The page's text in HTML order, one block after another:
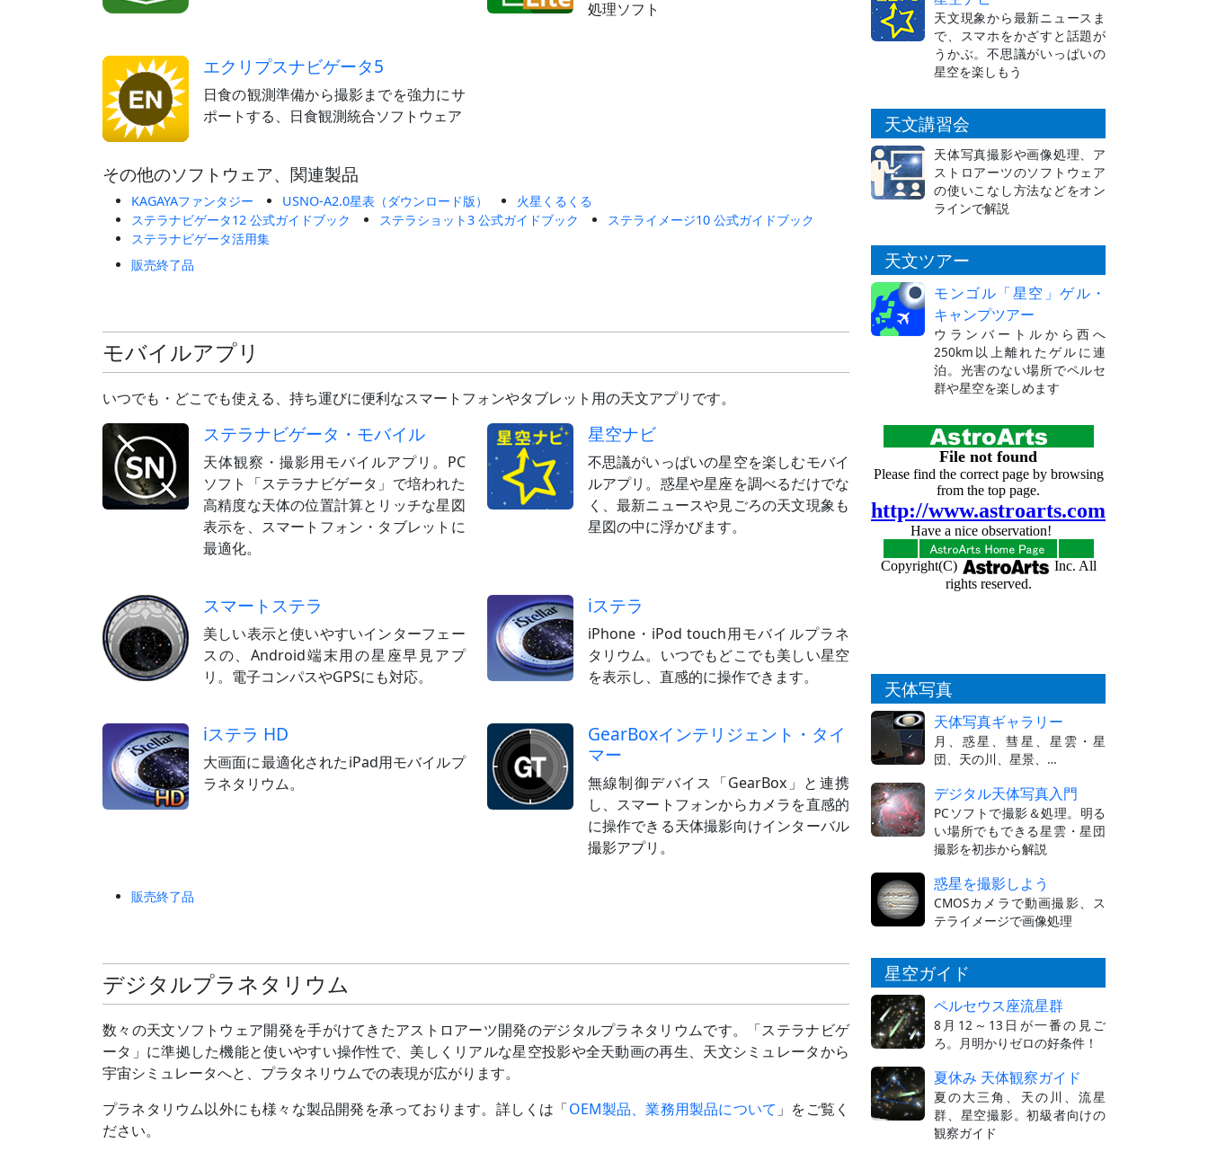
処理ソフト
エクリプスナビゲータ5
日食の観測準備から撮影までを強力にサ
ポートする、日食観測統合ソフトウェア
その他のソフトウェア、関連製品
KAGAYAファンタジー USNO-A2.0星表（ダウンロード版）
火星くるくる
ステラナビゲータ12 公式ガイドブック
ステラショット3 公式ガイドブック
ステライメージ10 公式ガイドブック
ステラナビゲータ活用集
販売終了品
モバイルアプリ
いつでも・どこでも使える、持ち運びに便利なスマートフォンやタブレット用の天文アプリです。
ステラナビゲータ・モバイル
天体観察・撮影用モバイルアプリ。PC
ソフト「ステラナビゲータ」で培われた
高精度な天体の位置計算とリッチな星図
表示を、スマートフォン・タブレットに
最適化。
星空ナビ
不思議がいっぱいの星空を楽しむモバイ
ルアプリ。惑星や星座を調べるだけでな
く、最新ニュースや見ごろの天文現象も
星図の中に浮かびます。
スマートステラ
美しい表示と使いやすいインターフェー
スの、Android端末用の星座早見アプ
リ。電子コンパスやGPSにも対応。
iステラ
iPhone・iPod touch用モバイルプラネ
タリウム。いつでもどこでも美しい星空
を表示し、直感的に操作できます。
iステラ HD
大画面に最適化されたiPad用モバイルプ
ラネタリウム。
GearBoxインテリジェント・タイ
マー
無線制御デバイス「GearBox」と連携
し、スマートフォンからカメラを直感的
に操作できる天体撮影向けインターバル
撮影アプリ。
販売終了品
デジタルプラネタリウム
数々の天文ソフトウェア開発を手がけてきたアストロアーツ開発のデジタルプラネタリウムです。「ステラナビゲ
ータ」に準拠した機能と使いやすい操作性で、美しくリアルな星空投影や全天動画の再生、天文シミュレータから
宇宙シミュレータへと、プラタネリウムでの表現が広がります。
プラネタリウム以外にも様々な製品開発を承っております。詳しくは「OEM製品、業務用製品について 」をご覧く
ださい。
天文現象から最新ニュースま
で、スマホをかざすと話題が
うかぶ。不思議がいっぱいの
星空を楽しもう
天文講習会
天体写真撮影や画像処理、ア
ストロアーツのソフトウェア
の使いこなし方法などをオン
ラインで解説
天文ツアー
モンゴル「星空」ゲル・
キャンプツアー
ウランバートルから西へ
250km以上離れたゲルに連
泊。光害のない場所でペルセ
群や星空を楽しめます
天体写真
天体写真ギャラリー
月、惑星、彗星、星雲・星
団、天の川、星景、…
デジタル天体写真入門
PCソフトで撮影＆処理。明る
い場所でもできる星雲・星団
撮影を初歩から解説
惑星を撮影しよう
CMOSカメラで動画撮影、ス
テライメージで画像処理
星空ガイド
ペルセウス座流星群
8月12～13日が一番の見ご
ろ。月明かりゼロの好条件！
夏休み 天体観察ガイド
夏の大三角、天の川、流星
群、星空撮影。初級者向けの
観察ガイド